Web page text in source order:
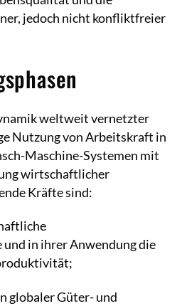
jedoch nicht konfliktfreier
weltweit vernetzter
Nutzung von Arbeitskraft in
Maschine-Systemen mit
wirtschaftlicher
Kräfte sind:
in ihrer Anwendung die
globaler Güter- und